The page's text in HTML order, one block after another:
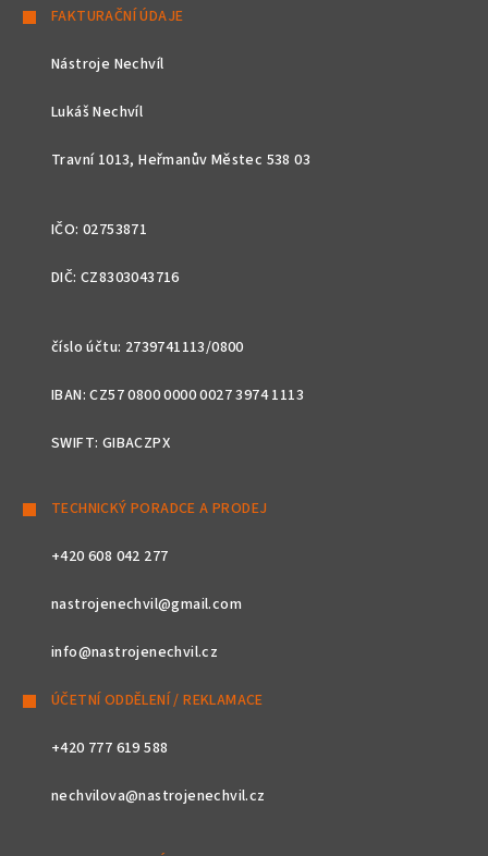
FAKTURAČNÍ ÚDAJE
Nástroje Nechvíl
Lukáš Nechvíl
Travní 1013, Heřmanův Městec 538 03
IČO: 02753871
DIČ: CZ8303043716
číslo účtu: 2739741113/0800
IBAN: CZ57 0800 0000 0027 3974 1113
SWIFT: GIBACZPX
TECHNICKÝ PORADCE A PRODEJ
+420 608 042 277
nastrojenechvil@gmail.com
info@nastrojenechvil.cz
ÚČETNÍ ODDĚLENÍ / REKLAMACE
+420 777 619 588
nechvilova@nastrojenechvil.cz